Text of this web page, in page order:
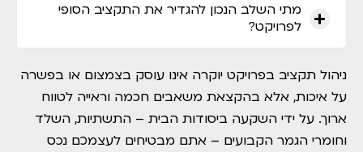
מתי השלב הנכון להגדיר את התקציב הסופי
לפרויקט?
ניהול תקציב בפרויקט יוקרה אינו עוסק בצמצום או בפשרה
על איכות, אלא בהקצאת משאבים חכמה וראייה לטווח
ארוך. על ידי השקעה ביסודות הבית – התשתיות, השלד
וחומרי הגמר הקבועים – אתם מבטיחים לעצמכם נכס